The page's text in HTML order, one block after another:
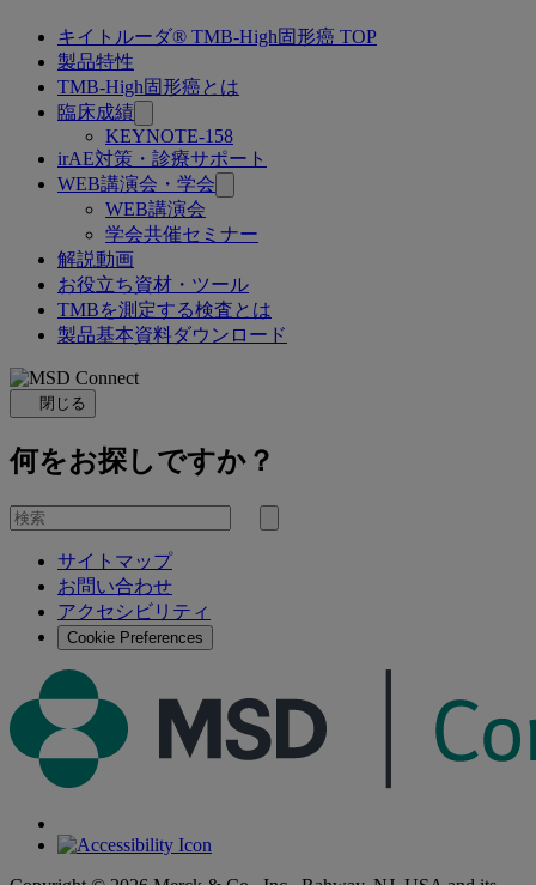
キイトルーダ® TMB-High固形癌 TOP
製品特性
TMB-High固形癌とは
臨床成績
KEYNOTE-158
irAE対策・診療サポート
WEB講演会・学会
WEB講演会
学会共催セミナー
解説動画
お役立ち資材・ツール
TMBを測定する検査とは
製品基本資料ダウンロード
閉じる
何をお探しですか？
を
検
サイトマップ
お問い合わせ
アクセシビリティ
Cookie Preferences